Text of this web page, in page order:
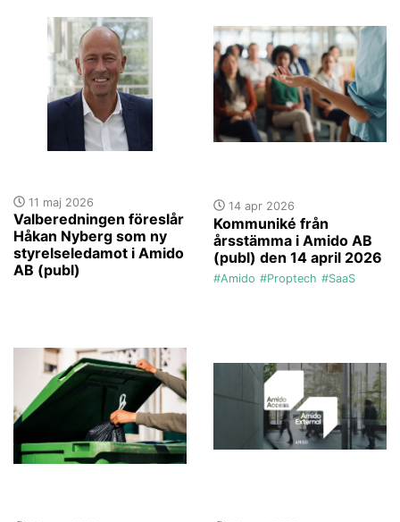
11 maj 2026
Valberedningen föreslår
Håkan Nyberg som ny
styrelseledamot i Amido
AB (publ)
14 apr 2026
Kommuniké från
årsstämma i Amido AB
(publ) den 14 april 2026
#Amido #Proptech #SaaS